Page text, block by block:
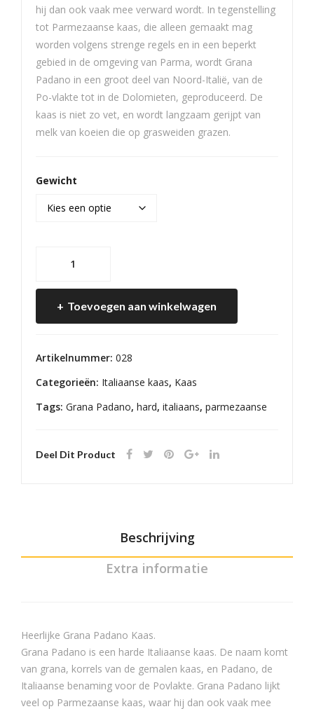
hij dan ook vaak mee verward wordt. In tegenstelling
tot Parmezaanse kaas, die alleen gemaakt mag
worden volgens strenge regels en in een beperkt
gebied in de omgeving van Parma, wordt Grana
Padano in een groot deel van Noord-Italië, van de
Po-vlakte tot in de Dolomieten, geproduceerd. De
kaas is niet zo vet, en wordt langzaam gerijpt van
melk van koeien die op grasweiden grazen.
Gewicht
Kaas
aantal Toevoegen aan winkelwagen
Artikelnummer: 028
Categorieën: Italiaanse kaas, Kaas
Tags: Grana Padano, hard, italiaans, parmezaanse
Deel Dit Product
Beschrijving
Extra informatie
Heerlijke Grana Padano Kaas.
Grana Padano is een harde Italiaanse kaas. De naam komt
van grana, korrels van de gemalen kaas, en Padano, de
Italiaanse benaming voor de Povlakte. Grana Padano lijkt
veel op Parmezaanse kaas, waar hij dan ook vaak mee